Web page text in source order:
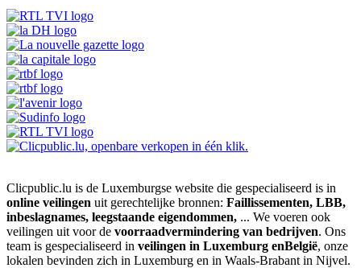
Clicpublic.lu is de Luxemburgse website die gespecialiseerd is in
online veilingen uit gerechtelijke bronnen: Faillissementen, LBB,
inbeslagnames, leegstaande eigendommen, ... We voeren ook
veilingen uit voor de voorraadvermindering van bedrijven. Ons
team is gespecialiseerd in veilingen in Luxemburg enBelgië, onze
lokalen bevinden zich in Luxemburg en in Waals-Brabant in Nijvel.